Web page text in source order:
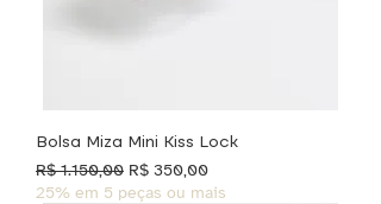
Bolsa Miza Mini Kiss Lock
Preço normal
R$ 1.150,00 Preço promocional
R$ 350,00
25% em 5 peças ou mais